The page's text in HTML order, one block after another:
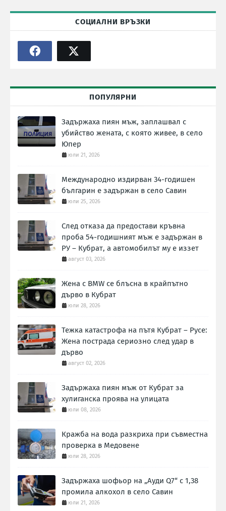
СОЦИАЛНИ ВРЪЗКИ
ПОПУЛЯРНИ
Задържаха пиян мъж, заплашвал с
убийство жената, с която живее, в село
Юпер
юли 21, 2026
Международно издирван 34-годишен
българин е задържан в село Савин
юли 25, 2026
След отказа да предостави кръвна
проба 54-годишният мъж е задържан в
РУ – Кубрат, а автомобилът му е иззет
август 03, 2026
Жена с BMW се блъсна в крайпътно
дърво в Кубрат
юли 28, 2026
Тежка катастрофа на пътя Кубрат – Русе:
Жена пострада сериозно след удар в
дърво
август 02, 2026
Задържаха пиян мъж от Кубрат за
хулиганска проява на улицата
юли 08, 2026
Кражба на вода разкриха при съвместна
проверка в Медовене
юли 28, 2026
Задържаха шофьор на „Ауди Q7“ с 1,38
промила алкохол в село Савин
юли 21, 2026